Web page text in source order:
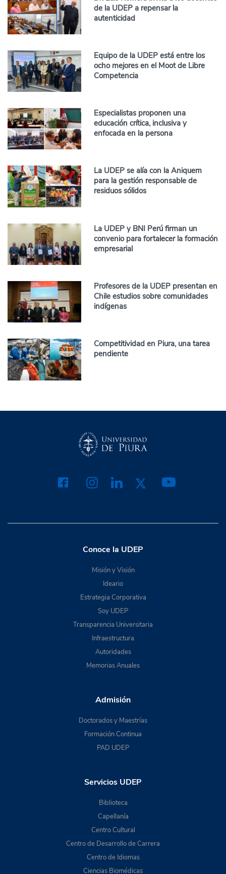
de la UDEP a repensar la
autenticidad
Equipo de la UDEP está entre los
ocho mejores en el Moot de Libre
Competencia
Especialistas proponen una
educación crítica, inclusiva y
enfocada en la persona
La UDEP se alía con la Aniquem
para la gestión responsable de
residuos sólidos
La UDEP y BNI Perú firman un
convenio para fortalecer la formación
empresarial
Profesores de la UDEP presentan en
Chile estudios sobre comunidades
indígenas
Competitividad en Piura, una tarea
pendiente
Conoce la UDEP
Misión y Visión
Ideario
Estrategia Corporativa
Soy UDEP
Transparencia Universitaria
Infraestructura
Autoridades
Memorias Anuales
Admisión
Doctorados y Maestrías
Formación Continua
PAD UDEP
Servicios UDEP
Biblioteca
Capellanía
Centro Cultural
Centro de Desarrollo de Carrera
Centro de Idiomas
Ciencias Biomédicas